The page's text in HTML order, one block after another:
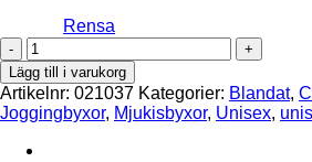
Rensa
Basic
Pants
mängd
Lägg till i varukorg
Artikelnr: 021037 Kategorier: Blandat,
Joggingbyxor, Mjukisbyxor, Unisex,